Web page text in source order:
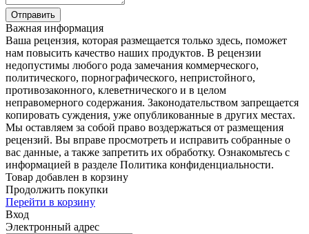
Отправить
Важная информация
Ваша рецензия, которая размещается только здесь, поможет
нам повысить качество наших продуктов. В рецензии
недопустимы любого рода замечания коммерческого,
политического, порнографического, непристойного,
противозаконного, клеветнического и в целом
неправомерного содержания. Законодательством запрещается
копировать суждения, уже опубликованные в других местах.
Мы оставляем за собой право воздержаться от размещения
рецензий. Вы вправе просмотреть и исправить собранные о
вас данные, а также запретить их обработку. Ознакомьтесь с
информацией в разделе Политика конфиденциальности.
Товар добавлен в корзину
Продолжить покупки
Перейти в корзину
Вход
Электронный адрес